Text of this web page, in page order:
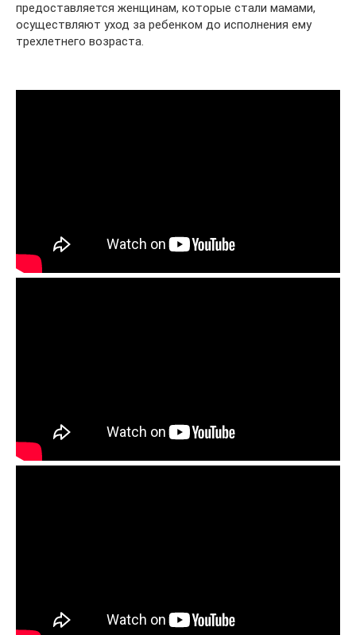
предоставляется женщинам, которые стали мамами,
осуществляют уход за ребенком до исполнения ему
трехлетнего возраста.